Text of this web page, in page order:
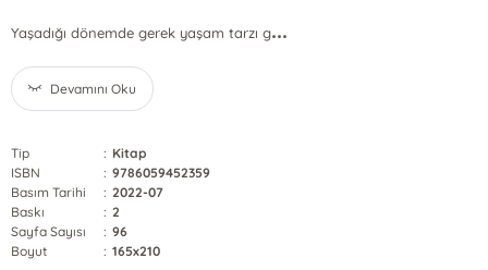
Yaşadığı dönemde gerek yaşam tarzı g...
Devamını Oku
Tip : Kitap
ISBN
: 9786059452359
Basım Tarihi
: 2022-07
Baskı
: 2
Sayfa Sayısı
: 96
Boyut
: 165x210